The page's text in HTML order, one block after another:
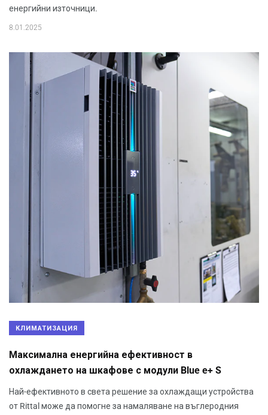
енергийни източници.
8.01.2025
КЛИМАТИЗАЦИЯ
Максимална енергийна ефективност в
охлаждането на шкафове с модули Blue e+ S
Най-ефективното в света решение за охлаждащи устройства
от Rittal може да помогне за намаляване на въглеродния